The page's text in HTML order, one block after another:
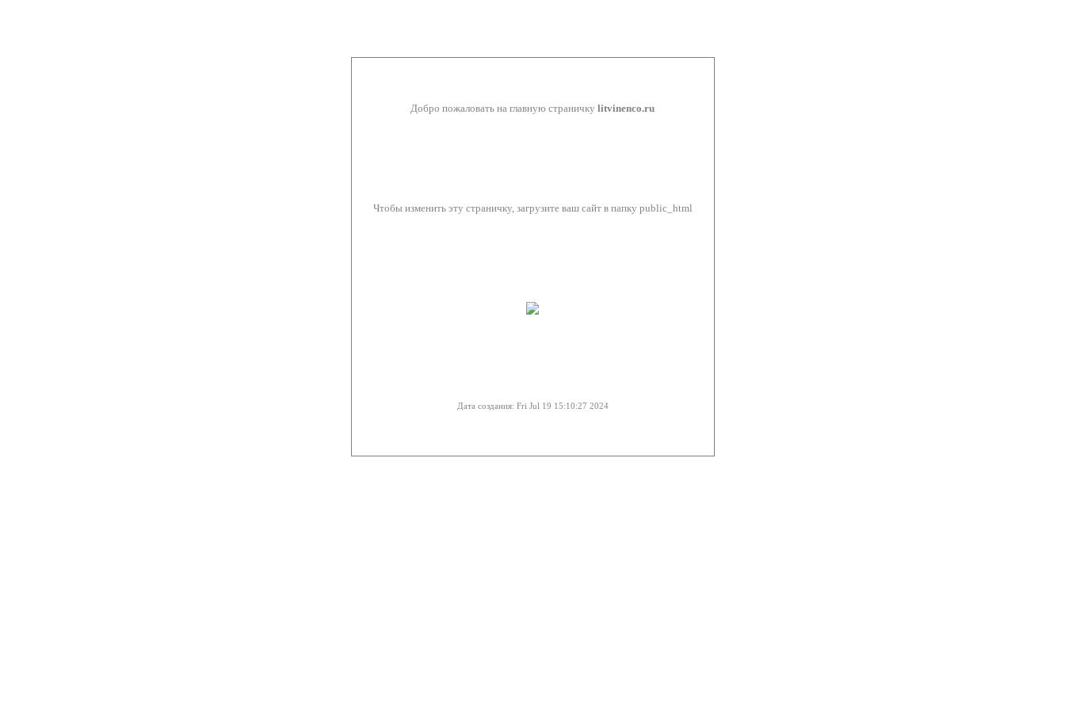
Добро пожаловать на главную страничку litvinenco.ru
Чтобы изменить эту страничку, загрузите ваш сайт в папку public_html
Дата создания: Fri Jul 19 15:10:27 2024